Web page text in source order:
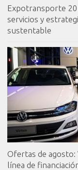
Expotransporte
servicios y
sustentable
Ofertas de agosto:
línea de